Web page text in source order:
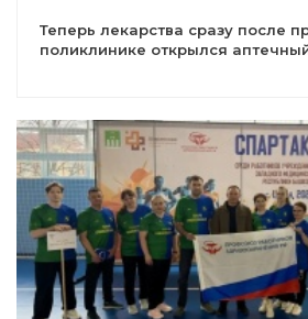
Теперь лекарства сразу после
поликлинике открылся